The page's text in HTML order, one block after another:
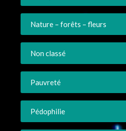
Nature – forêts – fleurs
Non classé
Pauvreté
Pédophilie